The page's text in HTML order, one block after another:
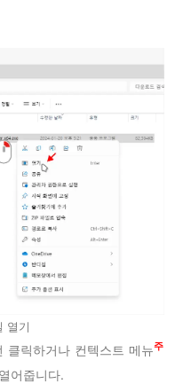
열기
클릭하거나 컨텍스트 메뉴2
어줍니다.